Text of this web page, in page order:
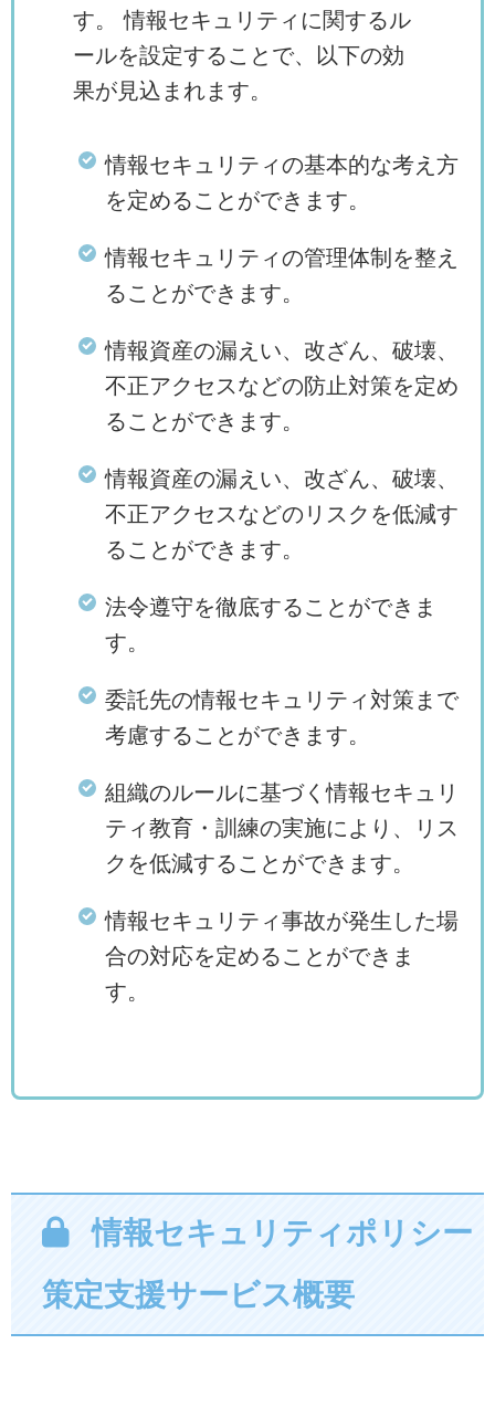
す。 情報セキュリティに関するル
ールを設定することで、以下の効
果が見込まれます。
情報セキュリティの基本的な考え方
を定めることができます。
情報セキュリティの管理体制を整え
ることができます。
情報資産の漏えい、改ざん、破壊、
不正アクセスなどの防止対策を定め
ることができます。
情報資産の漏えい、改ざん、破壊、
不正アクセスなどのリスクを低減す
ることができます。
法令遵守を徹底することができま
す。
委託先の情報セキュリティ対策まで
考慮することができます。
組織のルールに基づく情報セキュリ
ティ教育・訓練の実施により、リス
クを低減することができます。
情報セキュリティ事故が発生した場
合の対応を定めることができま
す。
情報セキュリティポリシー
策定支援サービス概要